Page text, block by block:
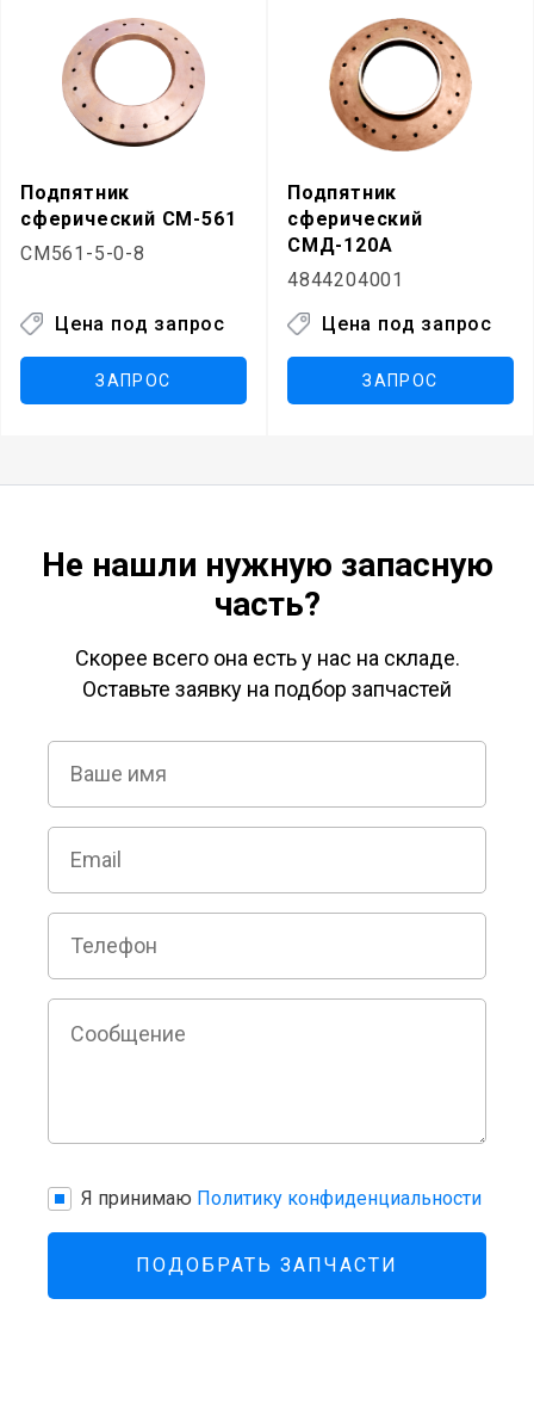
Подпятник
сферический СМ-561
СМ561-5-0-8
Цена под запрос
ЗАПРОС
Подпятник
сферический
СМД-120А
4844204001
Цена под запрос
ЗАПРОС
Не нашли нужную запасную
часть?
Скорее всего она есть у нас на складе.
Оставьте заявку на подбор запчастей
Я принимаю Политику конфиденциальности